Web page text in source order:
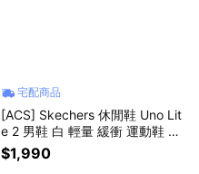
宅配商品
[ACS] Skechers 休閒鞋 Uno Lit
e 2 男鞋 白 輕量 緩衝 運動鞋 18
3530WHT
$1,990